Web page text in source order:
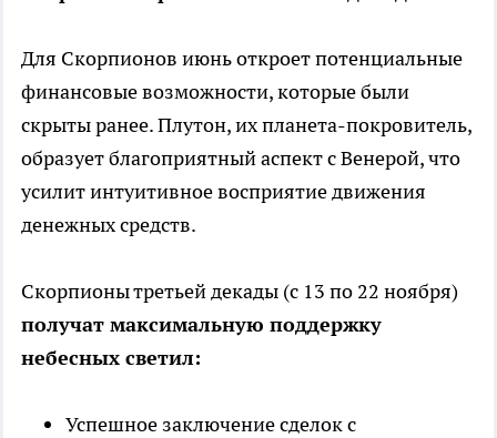
Для Скорпионов июнь откроет потенциальные
финансовые возможности, которые были
скрыты ранее. Плутон, их планета-покровитель,
образует благоприятный аспект с Венерой, что
усилит интуитивное восприятие движения
денежных средств.
Скорпионы третьей декады (с 13 по 22 ноября)
получат максимальную поддержку
небесных светил:
Успешное заключение сделок с